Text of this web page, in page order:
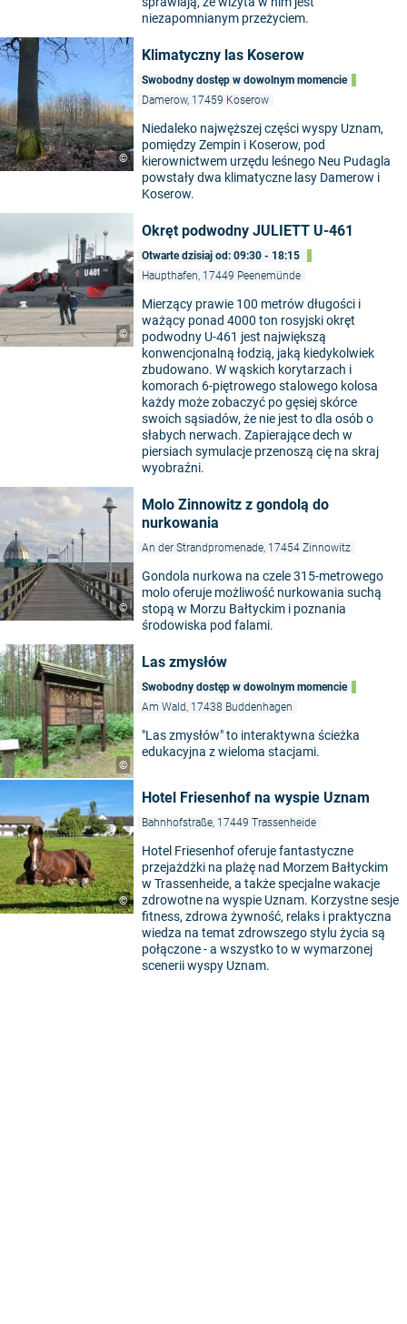
niezapomnianym przeżyciem.
©
Klimatyczny las Koserow
Swobodny dostęp w dowolnym momencie
Damerow, 17459 Koserow
Niedaleko najwęższej części wyspy Uznam,
pomiędzy Zempin i Koserow, pod
kierownictwem urzędu leśnego Neu Pudagla
powstały dwa klimatyczne lasy Damerow i
Koserow.
©
Okręt podwodny JULIETT U-461
Otwarte dzisiaj od: 09:30 - 18:15
Haupthafen, 17449 Peenemünde
Mierzący prawie 100 metrów długości i
ważący ponad 4000 ton rosyjski okręt
podwodny U-461 jest największą
konwencjonalną łodzią, jaką kiedykolwiek
zbudowano. W wąskich korytarzach i
komorach 6-piętrowego stalowego kolosa
każdy może zobaczyć po gęsiej skórce
swoich sąsiadów, że nie jest to dla osób o
słabych nerwach. Zapierające dech w
piersiach symulacje przenoszą cię na skraj
wyobraźni.
©
Molo Zinnowitz z gondolą do
nurkowania
An der Strandpromenade, 17454 Zinnowitz
Gondola nurkowa na czele 315-metrowego
molo oferuje możliwość nurkowania suchą
stopą w Morzu Bałtyckim i poznania
środowiska pod falami.
©
Las zmysłów
Swobodny dostęp w dowolnym momencie
Am Wald, 17438 Buddenhagen
"Las zmysłów" to interaktywna ścieżka
edukacyjna z wieloma stacjami.
©
Hotel Friesenhof na wyspie Uznam
Bahnhofstraße, 17449 Trassenheide
Hotel Friesenhof oferuje fantastyczne
przejażdżki na plażę nad Morzem Bałtyckim
w Trassenheide, a także specjalne wakacje
zdrowotne na wyspie Uznam. Korzystne sesje
fitness, zdrowa żywność, relaks i praktyczna
wiedza na temat zdrowszego stylu życia są
połączone - a wszystko to w wymarzonej
scenerii wyspy Uznam.